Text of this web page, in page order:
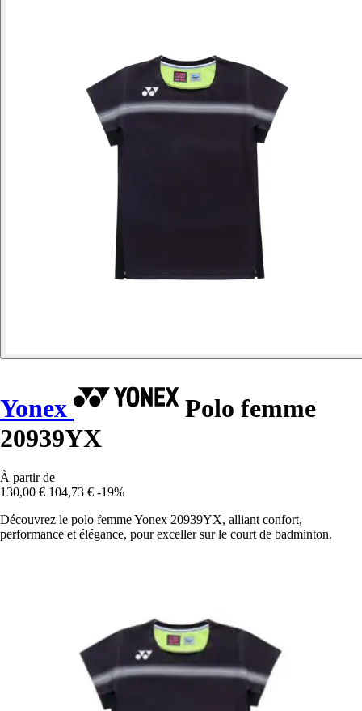
Yonex
Polo femme
20939YX
À partir de
130,00 € 104,73 € -19%
Découvrez le polo femme Yonex 20939YX, alliant confort,
performance et élégance, pour exceller sur le court de badminton.